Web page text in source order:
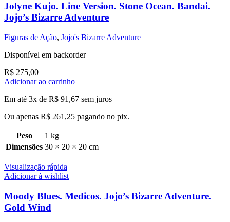
Jolyne Kujo. Line Version. Stone Ocean. Bandai.
Jojo’s Bizarre Adventure
Figuras de Ação, Jojo's Bizarre Adventure
Disponível em backorder
R$ 275,00
Adicionar ao carrinho
Em até 3x de R$ 91,67 sem juros
Ou apenas R$ 261,25 pagando no pix.
Peso
1 kg
Dimensões 30 × 20 × 20 cm
Visualização rápida
Adicionar à wishlist
Moody Blues. Medicos. Jojo’s Bizarre Adventure.
Gold Wind